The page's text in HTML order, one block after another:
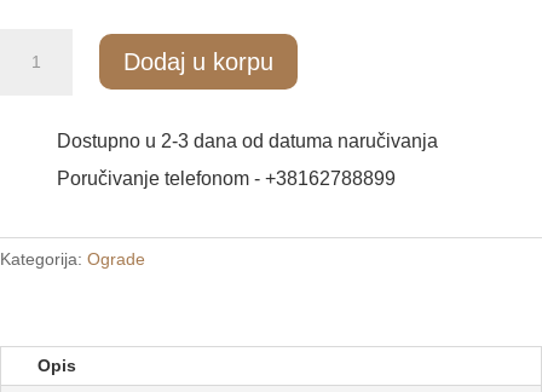
golubova
Dodaj u korpu
Dostupno u 2-3 dana od datuma naručivanja
Poručivanje telefonom - +38162788899
Kategorija: Ograde
Opis